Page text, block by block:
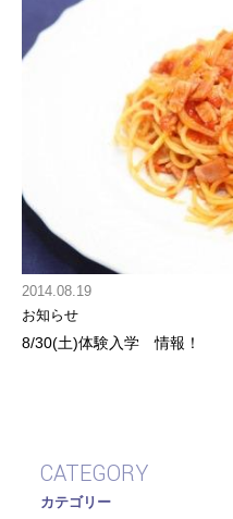
2014.08.19
お知らせ
8/30(土)体験入学 情報！
CATEGORY
カテゴリー